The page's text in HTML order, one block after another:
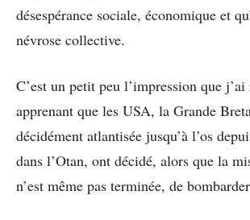
désespérance sociale, économique et
névrose collective.
C’est un petit peu l’impression que j’ai
apprenant que les USA, la Grande
décidément atlantisée jusqu’à l’os
dans l’Otan, ont décidé, alors que la
n’est même pas terminée, de